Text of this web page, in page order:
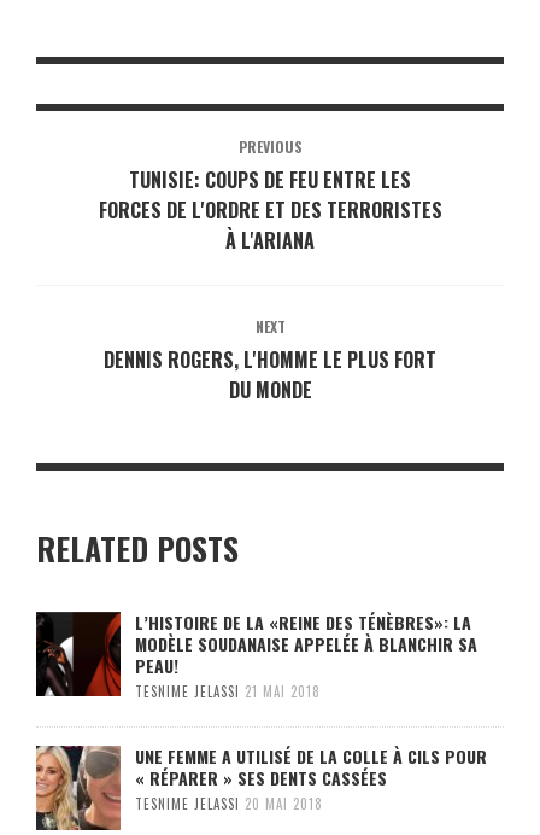
PREVIOUS
TUNISIE: COUPS DE FEU ENTRE LES
FORCES DE L'ORDRE ET DES TERRORISTES
À L'ARIANA
NEXT
DENNIS ROGERS, L'HOMME LE PLUS FORT
DU MONDE
RELATED POSTS
L’HISTOIRE DE LA «REINE DES TÉNÈBRES»: LA
MODÈLE SOUDANAISE APPELÉE À BLANCHIR SA
PEAU!
TESNIME JELASSI 21 MAI 2018
UNE FEMME A UTILISÉ DE LA COLLE À CILS POUR
« RÉPARER » SES DENTS CASSÉES
TESNIME JELASSI 20 MAI 2018